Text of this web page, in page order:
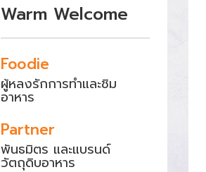
Warm Welcome
Foodie
ผู้หลงรักการทำและชิม
อาหาร
Partner
พันธมิตร และแบรนด์
วัตถุดิบอาหาร